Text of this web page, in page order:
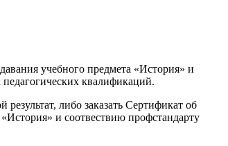
учебного предмета «История» и
квалификаций.
либо заказать Сертификат об
и соотвествию профстандарту